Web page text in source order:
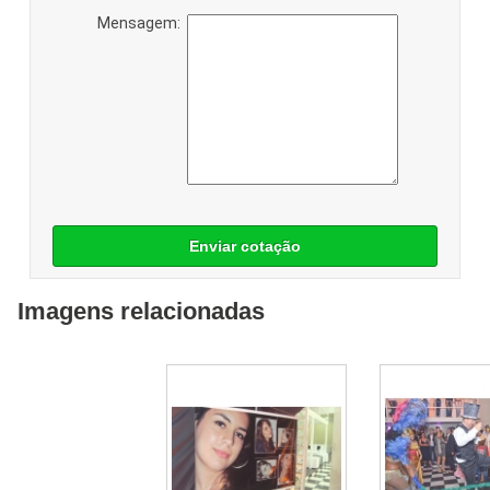
Mensagem:
Enviar cotação
Imagens relacionadas